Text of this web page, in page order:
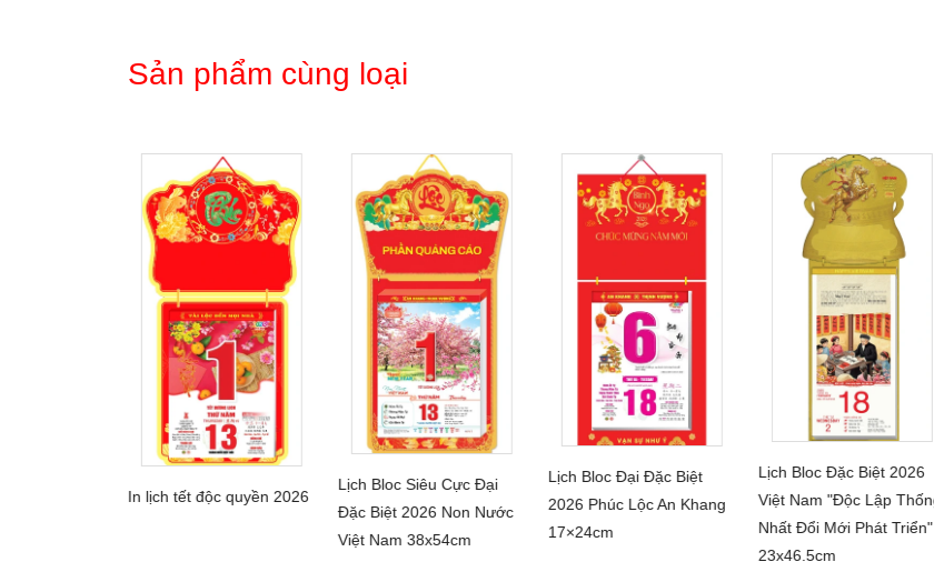
Sản phẩm cùng loại
In lịch tết độc quyền 2026
Lịch Bloc Siêu Cực Đại
Đặc Biệt 2026 Non Nước
Việt Nam 38x54cm
Lịch Bloc Đại Đặc Biệt
2026 Phúc Lộc An Khang
17×24cm
Lịch Bloc Đặc Biệt 2026
Việt Nam "Độc Lập
Nhất Đổi Mới Phát Triển"
23x46.5cm